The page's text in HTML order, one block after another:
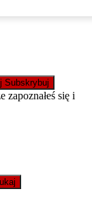
Subskrybuj
się i